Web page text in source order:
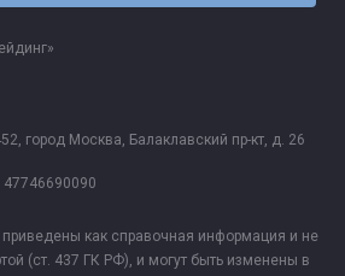
город Москва, Балаклавский пр-кт, д. 26
как справочная информация и не
(ст. 437 ГК РФ), и могут быть изменены в